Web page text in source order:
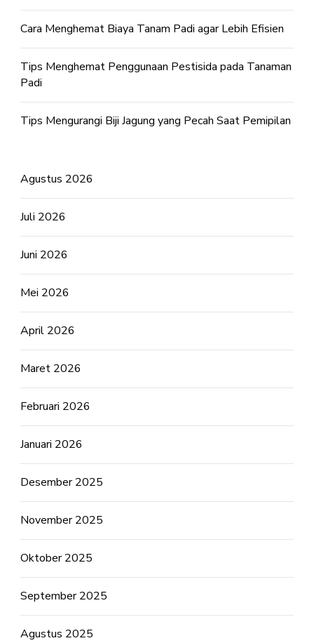
Cara Menghemat Biaya Tanam Padi agar Lebih Efisien
Tips Menghemat Penggunaan Pestisida pada Tanaman
Padi
Tips Mengurangi Biji Jagung yang Pecah Saat Pemipilan
Agustus 2026
Juli 2026
Juni 2026
Mei 2026
April 2026
Maret 2026
Februari 2026
Januari 2026
Desember 2025
November 2025
Oktober 2025
September 2025
Agustus 2025